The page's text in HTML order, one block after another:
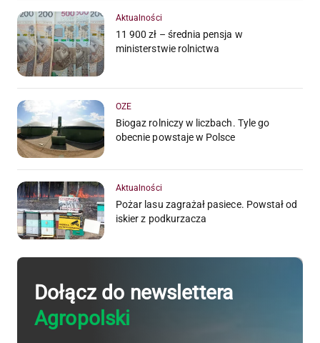
Aktualności
11 900 zł – średnia pensja w
ministerstwie rolnictwa
OZE
Biogaz rolniczy w liczbach. Tyle go
obecnie powstaje w Polsce
Aktualności
Pożar lasu zagrażał pasiece. Powstał od
iskier z podkurzacza
Dołącz do newslettera
Agropolski